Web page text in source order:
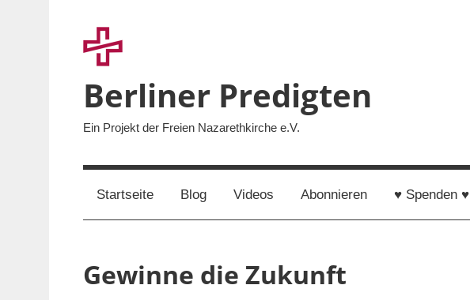
Berliner Predigten
Ein Projekt der Freien Nazarethkirche e.V.
Startseite Blog Videos Abonnieren ♥ Spenden ♥
Gewinne die Zukunft